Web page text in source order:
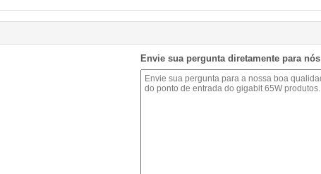
Envie sua pergunta diretamente para nós